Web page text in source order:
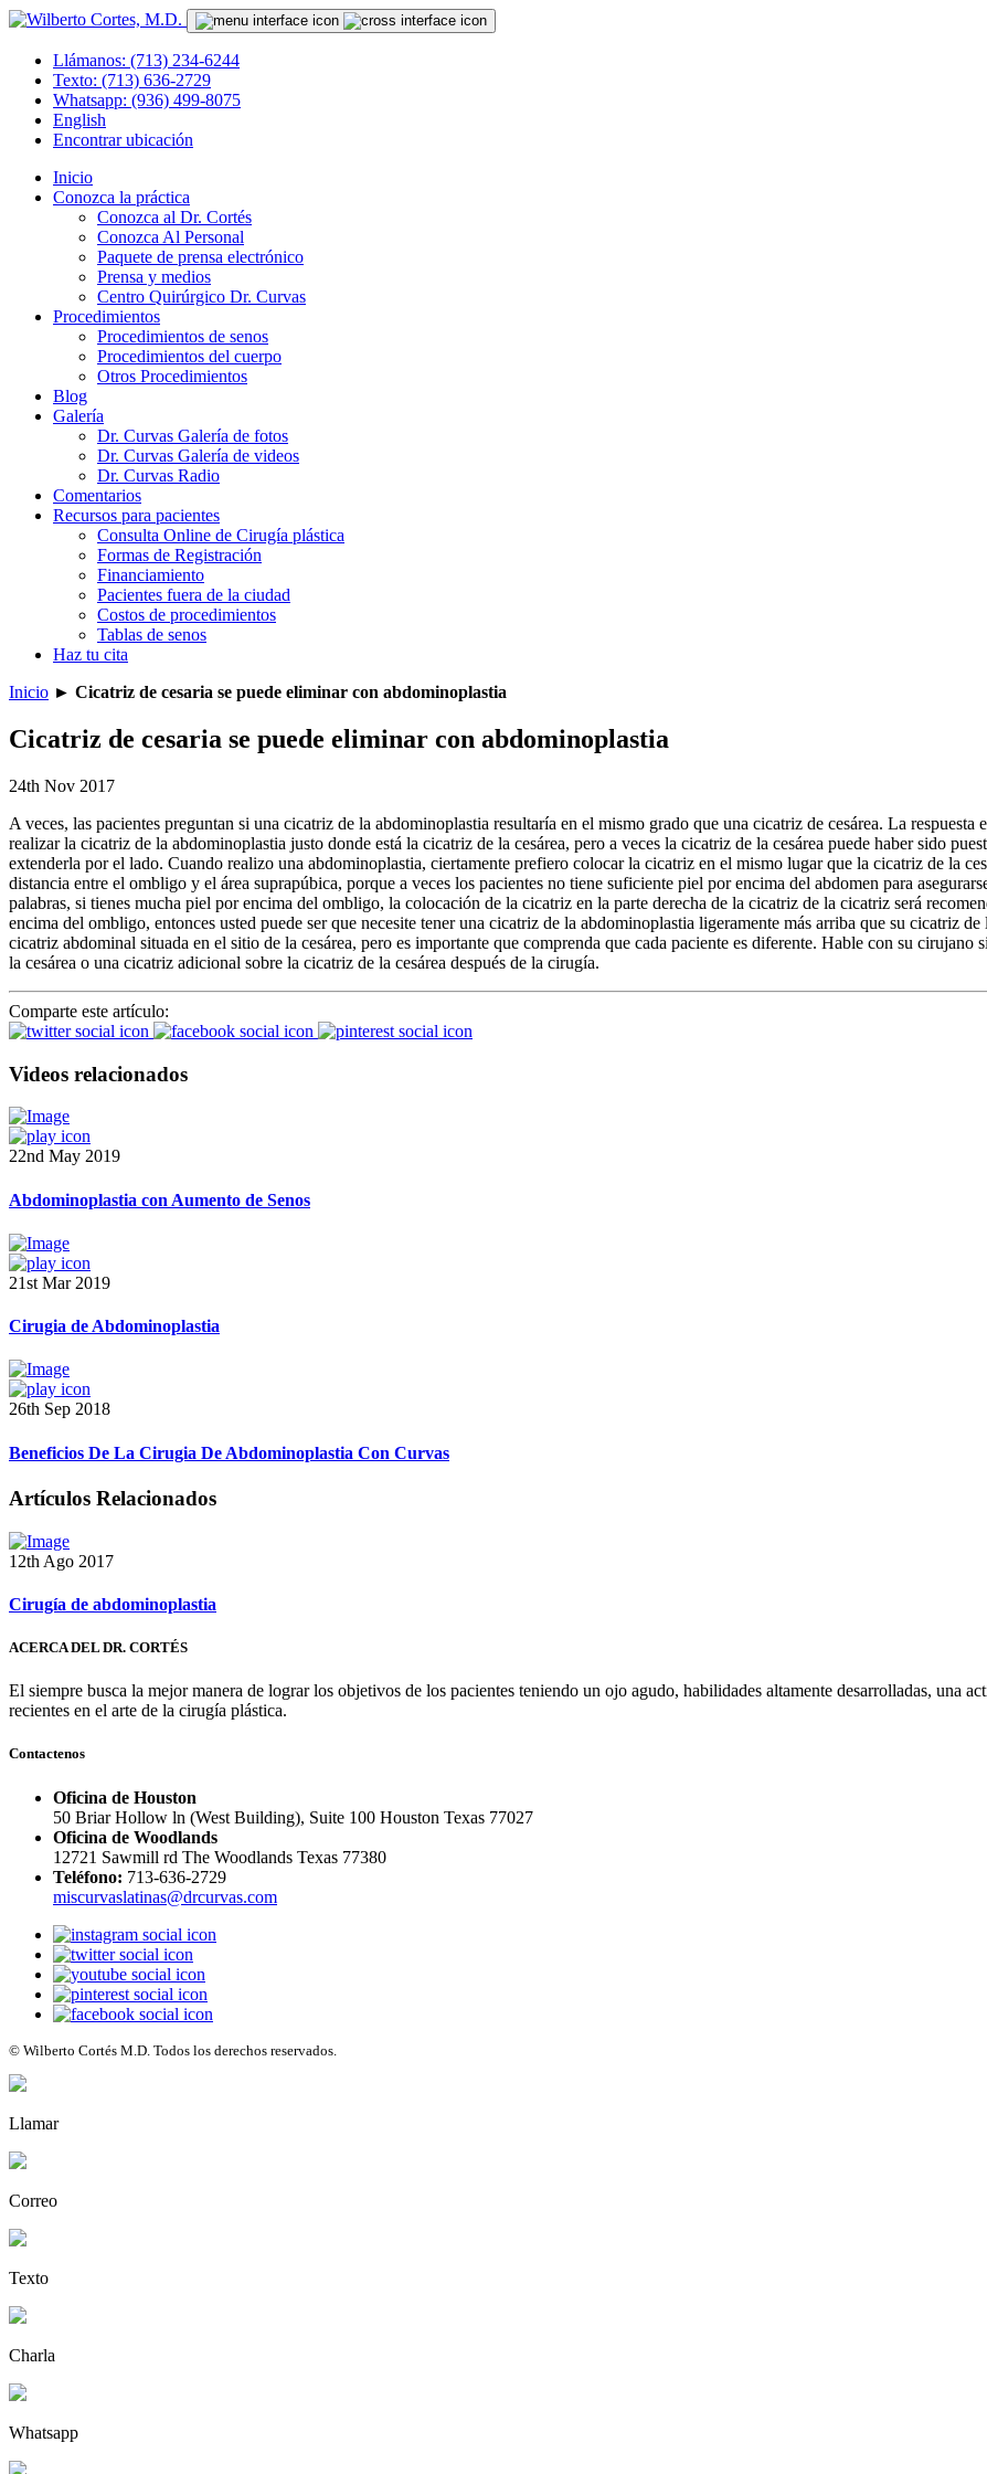
Llámanos: (713) 234-6244
Texto: (713) 636-2729
Whatsapp: (936) 499-8075
English
Encontrar ubicación
Inicio
Conozca la práctica
Conozca al Dr. Cortés
Conozca Al Personal
Paquete de prensa electrónico
Prensa y medios
Centro Quirúrgico Dr. Curvas
Procedimientos
Procedimientos de senos
Procedimientos del cuerpo
Otros Procedimientos
Blog
Galería
Dr. Curvas Galería de fotos
Dr. Curvas Galería de videos
Dr. Curvas Radio
Comentarios
Recursos para pacientes
Consulta Online de Cirugía plástica
Formas de Registración
Financiamiento
Pacientes fuera de la ciudad
Costos de procedimientos
Tablas de senos
Haz tu cita
Inicio ► Cicatriz de cesaria se puede eliminar con abdominoplastia
Cicatriz de cesaria se puede eliminar con abdominoplastia
24th Nov 2017
A veces, las pacientes preguntan si una cicatriz de la abdominoplastia resultaría en el mismo grado que una cicatriz de cesárea. La
realizar la cicatriz de la abdominoplastia justo donde está la cicatriz de la cesárea, pero a veces la cicatriz de la cesárea puede haber sido
extenderla por el lado. Cuando realizo una abdominoplastia, ciertamente prefiero colocar la cicatriz en el mismo lugar que la cicatriz de la
distancia entre el ombligo y el área suprapúbica, porque a veces los pacientes no tiene suficiente piel por encima del abdomen para
palabras, si tienes mucha piel por encima del ombligo, la colocación de la cicatriz en la parte derecha de la cicatriz de la cicatriz será
encima del ombligo, entonces usted puede ser que necesite tener una cicatriz de la abdominoplastia ligeramente más arriba que su cicatriz
cicatriz abdominal situada en el sitio de la cesárea, pero es importante que comprenda que cada paciente es diferente. Hable con su
la cesárea o una cicatriz adicional sobre la cicatriz de la cesárea después de la cirugía.
Comparte este artículo:
Videos relacionados
22nd May 2019
Abdominoplastia con Aumento de Senos
21st Mar 2019
Cirugia de Abdominoplastia
26th Sep 2018
Beneficios De La Cirugia De Abdominoplastia Con Curvas
Artículos Relacionados
12th Ago 2017
Cirugía de abdominoplastia
ACERCA DEL DR. CORTÉS
El siempre busca la mejor manera de lograr los objetivos de los pacientes teniendo un ojo agudo, habilidades altamente desarrolladas, una
recientes en el arte de la cirugía plástica.
Contactenos
Oficina de Houston
50 Briar Hollow ln (West Building), Suite 100 Houston Texas 77027
Oficina de Woodlands
12721 Sawmill rd The Woodlands Texas 77380
Teléfono: 713-636-2729
miscurvaslatinas@drcurvas.com
© Wilberto Cortés M.D. Todos los derechos reservados.
Llamar
Correo
Texto
Charla
Whatsapp